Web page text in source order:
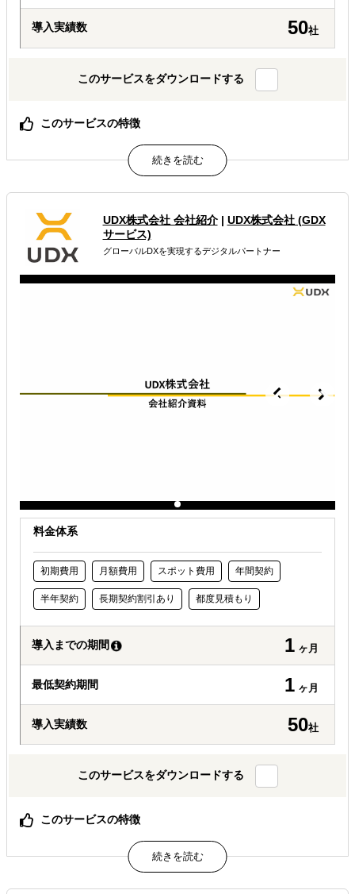
導入実績数 50社
このサービスをダウンロードする
このサービスの特徴
海外市場におけるSEO・競合・市場を一体分析し、グロー
バル流入拡大の優先課題を可視化する診断サービスです。
属するジャンル
海外市場調査・マーケティング
多言語サイト制作
海外におけるリスク・コストを低減したい
UDX株式会社 会社紹介| UDX株式会社 (GDX
サービス)
グローバルDXを実現するデジタルパートナー
料金体系
初期費用 月額費用 スポット費用 年間契約
半年契約 長期契約割引あり 都度見積もり
導入までの期間 1 ヶ月
最低契約期間 1 ヶ月
導入実績数 50社
このサービスをダウンロードする
このサービスの特徴
海外デジタルマーケティングからグローバルDXまで、戦略
から実行・運用まで一気通貫で伴走支援するパートナーで